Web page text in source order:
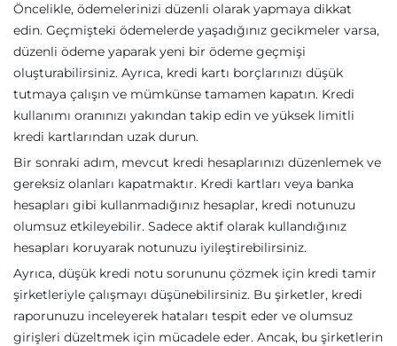
Öncelikle, ödemelerinizi düzenli olarak yapmaya dikkat
edin. Geçmişteki ödemelerde yaşadığınız gecikmeler varsa,
düzenli ödeme yaparak yeni bir ödeme geçmişi
oluşturabilirsiniz. Ayrıca, kredi kartı borçlarınızı düşük
tutmaya çalışın ve mümkünse tamamen kapatın. Kredi
kullanımı oranınızı yakından takip edin ve yüksek limitli
kredi kartlarından uzak durun.
Bir sonraki adım, mevcut kredi hesaplarınızı düzenlemek ve
gereksiz olanları kapatmaktır. Kredi kartları veya banka
hesapları gibi kullanmadığınız hesaplar, kredi notunuzu
olumsuz etkileyebilir. Sadece aktif olarak kullandığınız
hesapları koruyarak notunuzu iyileştirebilirsiniz.
Ayrıca, düşük kredi notu sorununu çözmek için kredi tamir
şirketleriyle çalışmayı düşünebilirsiniz. Bu şirketler, kredi
raporunuzu inceleyerek hataları tespit eder ve olumsuz
girişleri düzeltmek için mücadele eder. Ancak, bu şirketlerin